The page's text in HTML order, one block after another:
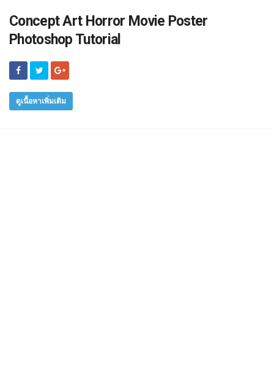
Concept Art Horror Movie Poster
Photoshop Tutorial
ดูเนื้อหาเพิ่มเติม